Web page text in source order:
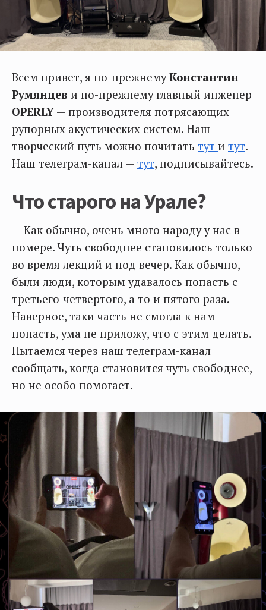
Всем привет, я по-прежнемуКонстантин
Румянцев и по-прежнему главный инженер
OPERLY — производителя потрясающих
рупорных акустических систем. Наш
творческий путь можно почитать тут и тут.
Наш телеграм-канал — тут, подписывайтесь.
Что старого на Урале?
— Как обычно, очень много народу у нас в
номере. Чуть свободнее становилось только
во время лекций и под вечер. Как обычно,
были люди, которым удавалось попасть с
третьего-четвертого, а то и пятого раза.
Наверное, таки часть не смогла к нам
попасть, ума не приложу, что с этим делать.
Пытаемся через наш телеграм-канал
сообщать, когда становится чуть свободнее,
но не особо помогает.